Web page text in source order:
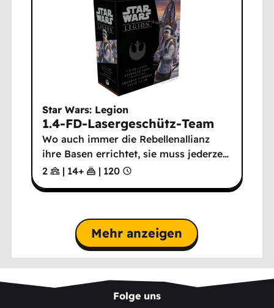
Star Wars: Legion
1.4-FD-Lasergeschütz-Team
Wo auch immer die Rebellenallianz
ihre Basen errichtet, sie muss jederze…
2
| 14+ | 120
Mehr anzeigen
Folge uns